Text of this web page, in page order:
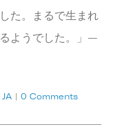
た。まるで生まれ
ようでした。」—
| 0 Comments